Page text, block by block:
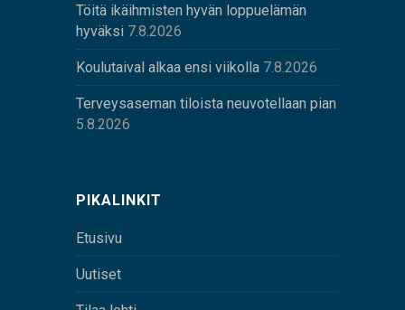
Töitä ikäihmisten hyvän loppuelämän
hyväksi 7.8.2026
Koulutaival alkaa ensi viikolla 7.8.2026
Terveysaseman tiloista neuvotellaan pian
5.8.2026
PIKALINKIT
Etusivu
Uutiset